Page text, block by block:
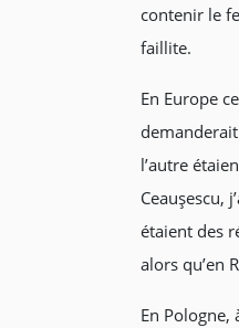
contenir le
faillite.
En Europe
l’autre
Ceauşescu,
étaient des
alors qu’en
En